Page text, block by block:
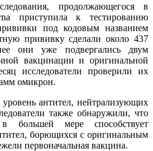
продолжающегося в
приступила к тестированию
под кодовым названием
прививку сделали около 437
они уже подвергались двум
вакцинации и оригинальной
исследователи проверили их
омикрон.
антител, нейтрализующих
также обнаружили, что
большей мере способствует
борющихся с оригинальным
первоначальная вакцина.